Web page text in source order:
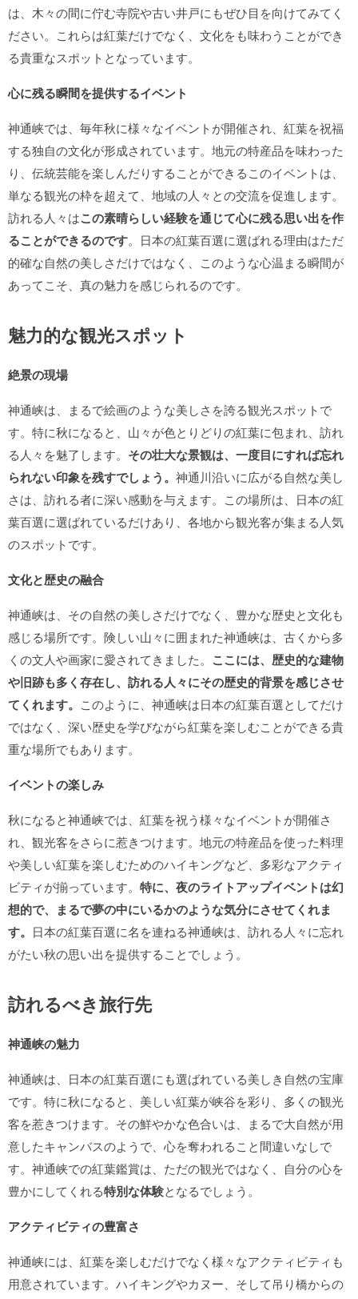
は、木々の間に佇む寺院や古い井戸にもぜひ目を向けてみてく
ださい。これらは紅葉だけでなく、文化をも味わうことができ
る貴重なスポットとなっています。
心に残る瞬間を提供するイベント
神通峡では、毎年秋に様々なイベントが開催され、紅葉を祝福
する独自の文化が形成されています。地元の特産品を味わった
り、伝統芸能を楽しんだりすることができるこのイベントは、
単なる観光の枠を超えて、地域の人々との交流を促進します。
訪れる人々はこの素晴らしい経験を通じて心に残る思い出を作
ることができるのです。日本の紅葉百選に選ばれる理由はただ
的確な自然の美しさだけではなく、このような心温まる瞬間が
あってこそ、真の魅力を感じられるのです。
魅力的な観光スポット
絶景の現場
神通峡は、まるで絵画のような美しさを誇る観光スポットで
す。特に秋になると、山々が色とりどりの紅葉に包まれ、訪れ
る人々を魅了します。 その壮大な景観は、一度目にすれば忘れ
られない印象を残すでしょう。 神通川沿いに広がる自然な美し
さは、訪れる者に深い感動を与えます。この場所は、日本の紅
葉百選に選ばれているだけあり、各地から観光客が集まる人気
のスポットです。
文化と歴史の融合
神通峡は、その自然の美しさだけでなく、豊かな歴史と文化も
感じる場所です。険しい山々に囲まれた神通峡は、古くから多
くの文人や画家に愛されてきました。 ここには、歴史的な建物
や旧跡も多く存在し、訪れる人々にその歴史的背景を感じさせ
てくれます。 このように、神通峡は日本の紅葉百選としてだけ
ではなく、深い歴史を学びながら紅葉を楽しむことができる貴
重な場所でもあります。
イベントの楽しみ
秋になると神通峡では、紅葉を祝う様々なイベントが開催さ
れ、観光客をさらに惹きつけます。地元の特産品を使った料理
や美しい紅葉を楽しむためのハイキングなど、多彩なアクティ
ビティが揃っています。 特に、夜のライトアップイベントは幻
想的で、まるで夢の中にいるかのような気分にさせてくれま
す。 日本の紅葉百選に名を連ねる神通峡は、訪れる人々に忘れ
がたい秋の思い出を提供することでしょう。
訪れるべき旅行先
神通峡の魅力
神通峡は、日本の紅葉百選にも選ばれている美しき自然の宝庫
です。特に秋になると、美しい紅葉が峡谷を彩り、多くの観光
客を惹きつけます。その鮮やかな色合いは、まるで大自然が用
意したキャンバスのようで、心を奪われること間違いなしで
す。神通峡での紅葉鑑賞は、ただの観光ではなく、自分の心を
豊かにしてくれる特別な体験となるでしょう。
アクティビティの豊富さ
神通峡には、紅葉を楽しむだけでなく様々なアクティビティも
用意されています。ハイキングやカヌー、そして吊り橋からの